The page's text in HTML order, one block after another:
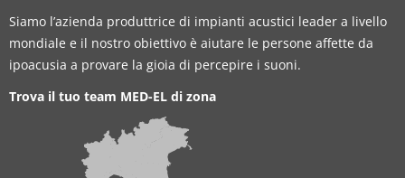
Siamo l’azienda produttrice di impianti acustici leader a livello
mondiale e il nostro obiettivo è aiutare le persone affette da
ipoacusia a provare la gioia di percepire i suoni.
Trova il tuo team MED-EL di zona